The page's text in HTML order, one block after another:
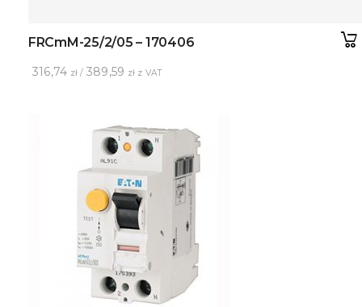
FRCmM-25/2/05 – 170406
316,74 zł / 389,59 zł z VAT